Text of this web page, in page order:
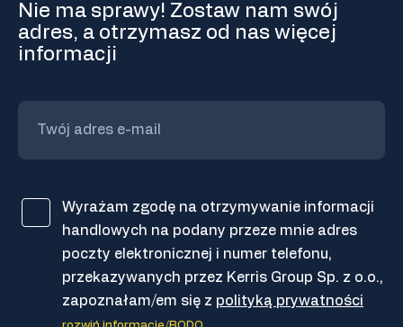
Nie ma sprawy! Zostaw nam swój
adres, a otrzymasz od nas więcej
informacji
Wyrażam zgodę na otrzymywanie informacji
handlowych na podany przeze mnie adres
poczty elektronicznej i numer telefonu,
przekazywanych przez Kerris Group Sp. z o.o.,
zapoznałam/em się z polityką prywatności